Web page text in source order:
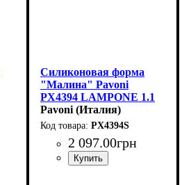
Силиконовая форма
"Малина" Pavoni
PX4394 LAMPONE 1.1
(65x58мм,h54мм,95мл)
Pavoni (Италия)
PX4394S
2 097.00грн